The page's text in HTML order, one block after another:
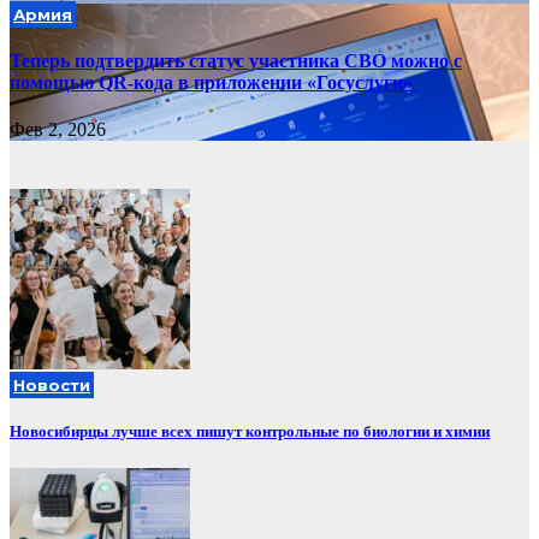
Армия
Теперь подтвердить статус участника СВО можно с
помощью QR-кода в приложении «Госуслуги»
Фев 2, 2026
Новости
Новосибирцы лучше всех пишут контрольные по биологии и химии